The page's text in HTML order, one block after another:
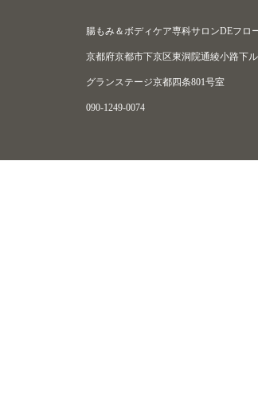
腸もみ＆ボディケア専科サロンDEフロ
京都府京都市下京区東洞院通綾小路下
グランステージ京都四条801号室
090-1249-0074